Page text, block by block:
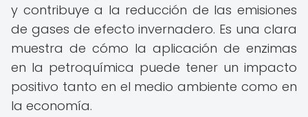
y contribuye a la reducción de las emisiones
de gases de efecto invernadero. Es una clara
muestra de cómo la aplicación de enzimas
en la petroquímica puede tener un impacto
positivo tanto en el medio ambiente como en
la economía.